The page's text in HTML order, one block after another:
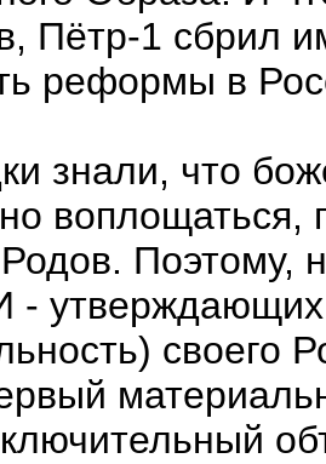
Пётр-1 сбрил
реформы в
знали, что
воплощаться,
Поэтому,
утверждающих
своего